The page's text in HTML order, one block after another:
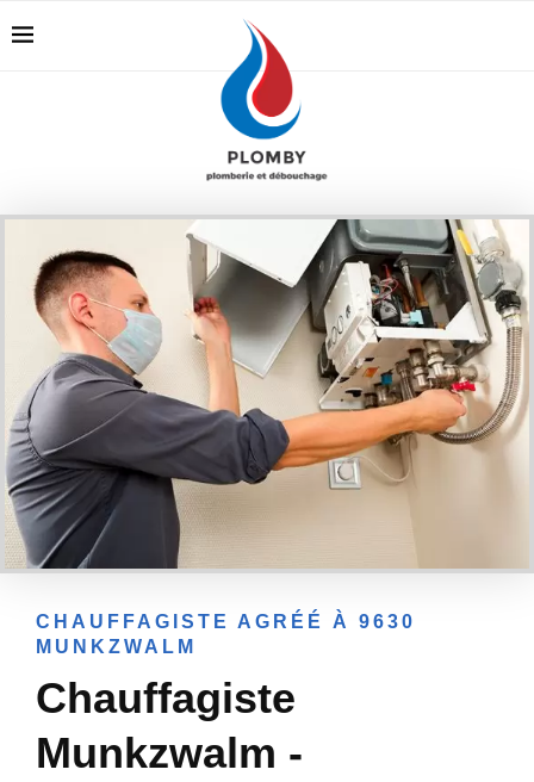
CHAUFFAGISTE AGRÉÉ À 9630
MUNKZWALM
Chauffagiste
Munkzwalm -